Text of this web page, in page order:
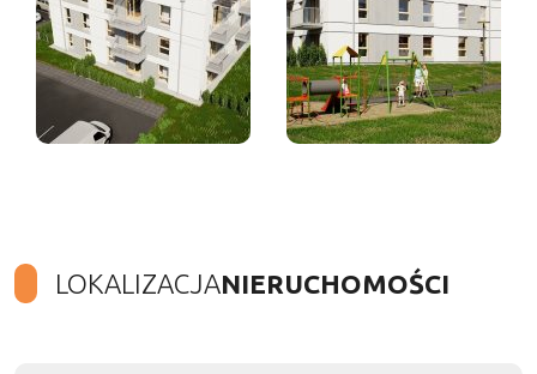
LOKALIZACJANIERUCHOMOŚCI